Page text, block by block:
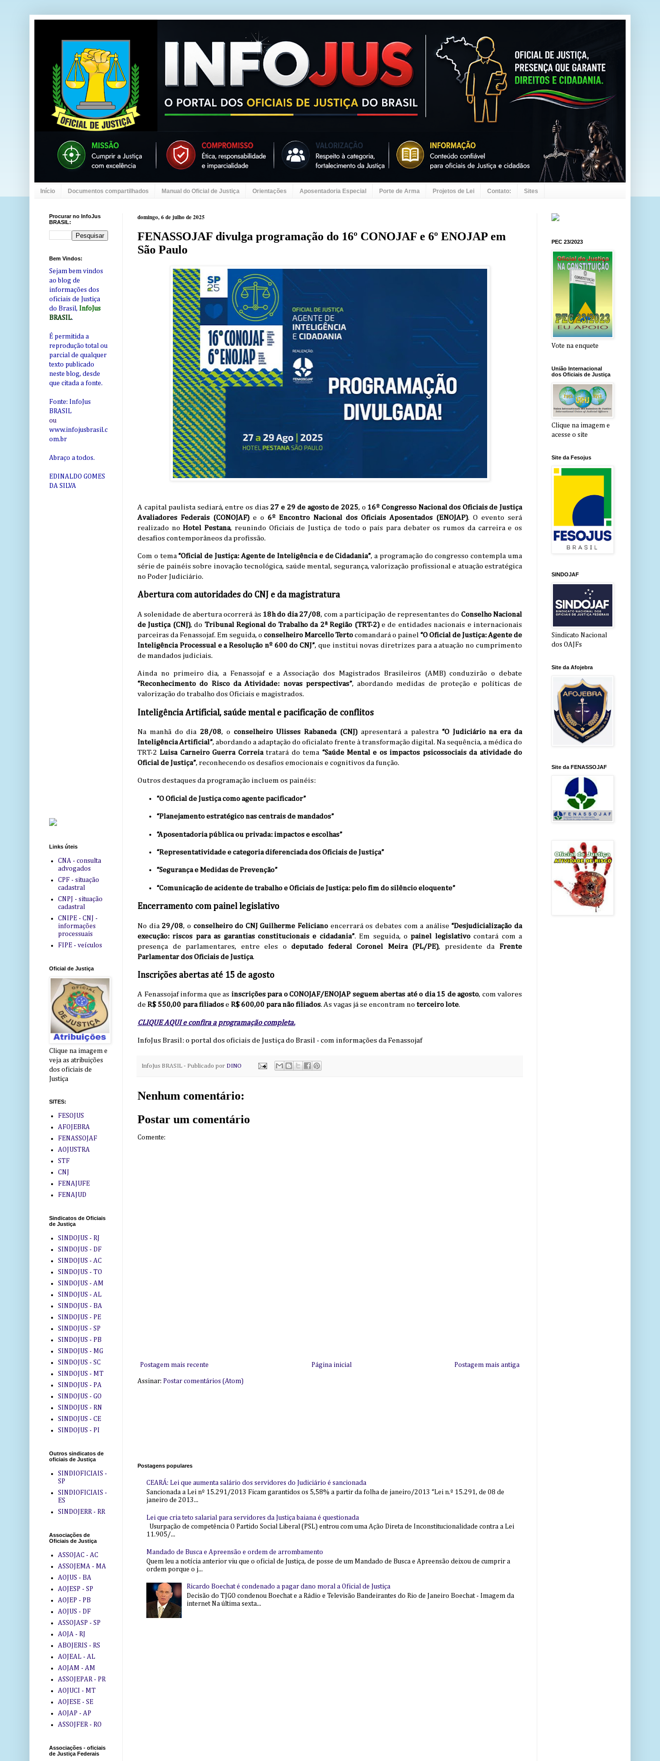
Início Documentos compartilhados Manual do Oficial de Justiça Orientações Aposentadoria Especial Porte de Arma Projetos de Lei Contato: Sites
domingo, 6 de julho de 2025
FENASSOJAF divulga programação do 16º CONOJAF e 6º ENOJAP em
São Paulo
A capital paulista sediará, entre os dias 27 e 29 de agosto de 2025, o 16º Congresso Nacional dos Oficiais de Justiça
Avaliadores Federais (CONOJAF) e o 6º Encontro Nacional dos Oficiais Aposentados (ENOJAP). O evento será
realizado noHotel Pestana, reunindo Oficiais de Justiça de todo o país para debater os rumos da carreira e os
desafios contemporâneos da profissão.
Com o tema“Oficial de Justiça: Agente de Inteligência e de Cidadania”, a programação do congresso contempla uma
série de painéis sobre inovação tecnológica, saúde mental, segurança, valorização profissional e atuação estratégica
no Poder Judiciário.
Abertura com autoridades do CNJ e da magistratura
A solenidade de abertura ocorrerá às 18h do dia 27/08, com a participação de representantes do Conselho Nacional
de Justiça (CNJ), do Tribunal Regional do Trabalho da 2ª Região (TRT-2)e de entidades nacionais e internacionais
parceiras da Fenassojaf. Em seguida, o conselheiro Marcello Terto comandará o painel “O Oficial de Justiça: Agente de
Inteligência Processual e a Resolução nº 600 do CNJ”, que institui novas diretrizes para a atuação no cumprimento
de mandados judiciais.
Ainda no primeiro dia, a Fenassojaf e a Associação dos Magistrados Brasileiros (AMB) conduzirão o debate
“Reconhecimento do Risco da Atividade: novas perspectivas”, abordando medidas de proteção e políticas de
valorização do trabalho dos Oficiais e magistrados.
Inteligência Artificial, saúde mental e pacificação de conflitos
Na manhã do dia 28/08, o conselheiro Ulisses Rabaneda (CNJ)apresentará a palestra “O Judiciário na era da
Inteligência Artificial”, abordando a adaptação do oficialato frente à transformação digital. Na sequência, a médica do
TRT-2Luisa Carneiro Guerra Correiatratará do tema “Saúde Mental e os impactos psicossociais da atividade do
Oficial de Justiça”, reconhecendo os desafios emocionais e cognitivos da função.
Outros destaques da programação incluem os painéis:
“O Oficial de Justiça como agente pacificador”
“Planejamento estratégico nas centrais de mandados”
“Aposentadoria pública ou privada: impactos e escolhas”
“Representatividade e categoria diferenciada dos Oficiais de Justiça”
“Segurança e Medidas de Prevenção”
“Comunicação de acidente de trabalho e Oficiais de Justiça: pelo fim do silêncio eloquente”
Encerramento com painel legislativo
No dia 29/08, o conselheiro do CNJ Guilherme Feliciano encerrará os debates com a análise“Desjudicialização da
execução: riscos para as garantias constitucionais e cidadania”. Em seguida, opainel legislativocontará com a
presença de parlamentares, entre eles odeputado federal Coronel Meira (PL/PE), presidente daFrente
Parlamentar dos Oficiais de Justiça.
Inscrições abertas até 15 de agosto
A Fenassojaf informa que as inscrições para o CONOJAF/ENOJAP seguem abertas até o dia 15 de agosto, com valores
de R$ 550,00 para filiados e R$ 600,00 para não filiados. As vagas já se encontram no terceiro lote.
CLIQUE AQUI e confira a programação completa.
InfoJus Brasil: o portal dos oficiais de Justiça do Brasil - com informações da Fenassojaf
InfoJus BRASIL - Publicado por DINO
Nenhum comentário:
Postar um comentário
Comente:
Postagem mais recente Postagem mais antiga
Página inicial
Assinar: Postar comentários (Atom)
Postagens populares
CEARÁ: Lei que aumenta salário dos servidores do Judiciário é sancionada
Sancionada a Lei nº 15.291/2013 Ficam garantidos os 5,58% a partir da folha de janeiro/2013 “Lei n.º 15.291, de 08 de
janeiro de 2013...
Lei que cria teto salarial para servidores da Justiça baiana é questionada
Usurpação de competência O Partido Social Liberal (PSL) entrou com uma Ação Direta de Inconstitucionalidade contra a Lei
11.905/...
Mandado de Busca e Apreensão e ordem de arrombamento
Quem leu a notícia anterior viu que o oficial de Justiça, de posse de um Mandado de Busca e Apreensão deixou de cumprir a
ordem porque o j...
Ricardo Boechat é condenado a pagar dano moral a Oficial de Justiça
Decisão do TJGO condenou Boechat e a Rádio e Televisão Bandeirantes do Rio de Janeiro Boechat - Imagem da
internet Na última sexta...
Procurar no InfoJus
BRASIL:
Bem Vindos:
Sejam bem vindos
ao blog de
informações dos
oficiais de Justiça
do Brasil, InfoJus
BRASIL.
É permitida a
reprodução total ou
parcial de qualquer
texto publicado
neste blog, desde
que citada a fonte.
Fonte: InfoJus
BRASIL
ou
www.infojusbrasil.c
om.br
Abraço a todos.
EDINALDO GOMES
DA SILVA
Links úteis
CNA - consulta
advogados
CPF - situação
cadastral
CNPJ - situação
cadastral
CNIPE - CNJ -
informações
processuais
FIPE - veículos
Oficial de Justiça
Clique na imagem e
veja as atribuições
dos oficiais de
Justiça
SITES:
FESOJUS
AFOJEBRA
FENASSOJAF
AOJUSTRA
STF
CNJ
FENAJUFE
FENAJUD
Sindicatos de Oficiais
de Justiça
SINDOJUS - RJ
SINDOJUS - DF
SINDOJUS - AC
SINDOJUS - TO
SINDOJUS - AM
SINDOJUS - AL
SINDOJUS - BA
SINDOJUS - PE
SINDOJUS - SP
SINDOJUS - PB
SINDOJUS - MG
SINDOJUS - SC
SINDOJUS - MT
SINDOJUS - PA
SINDOJUS - GO
SINDOJUS - RN
SINDOJUS - CE
SINDOJUS - PI
Outros sindicatos de
oficiais de Justiça
SINDIOFICIAIS -
SP
SINDIOFICIAIS -
ES
SINDOJERR - RR
Associações de
Oficiais de Justiça
ASSOJAC - AC
ASSOJEMA - MA
AOJUS - BA
AOJESP - SP
AOJEP - PB
AOJUS - DF
ASSOJASP - SP
AOJA - RJ
ABOJERIS - RS
AOJEAL - AL
AOJAM - AM
ASSOJEPAR - PR
AOJUCI - MT
AOJESE - SE
AOJAP - AP
ASSOJFER - RO
Associações - oficiais
de Justiça Federais
PEC 23/2023
Vote na enquete
União Internacional
dos Oficiais de Justiça
Clique na imagem e
acesse o site
Site da Fesojus
SINDOJAF
Sindicato Nacional
dos OAJFs
Site da Afojebra
Site da FENASSOJAF